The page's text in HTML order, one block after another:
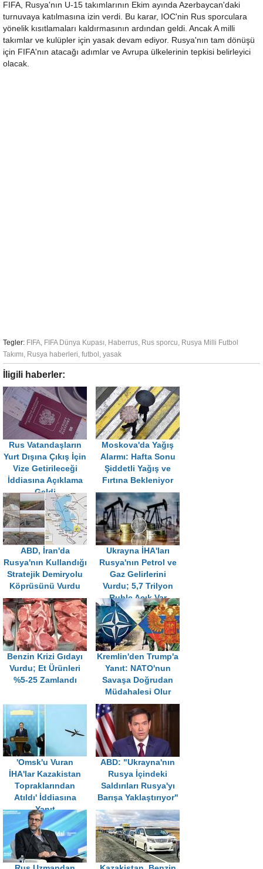
FIFA, Rusya'nın U-15 takımlarının Ekim ayında Azerbaycan'daki
turnuvaya katılmasına izin verdi. Bu karar, IOC'nin Rus sporculara
yönelik kısıtlamaları kaldırmasının ardından geldi. Ancak A milli
takımlar ve kulüpler için yasak devam ediyor. Rusya'nın tam dönüşü
için FIFA'nın atacağı adımlar ve Avrupa ülkelerinin tepkisi belirleyici
olacak.
Tegler: FIFA, FIFA Dünya Kupası, Haberrus, Rus sporcu, Rusya Milli Futbol
Takımı, Rusya haberleri, futbol , yasak
İligili haberler:
Rus Vatandaşların
Yurt Dışına Çıkış İçin
Vize Getirileceği
İddiasına Açıklama
Geldi
Moskova'da Yağış
Alarmı: Hafta Sonu
Şiddetli Yağış ve
Fırtına Bekleniyor
ABD, İran'da
Rusya'nın Kullandığı
Stratejik Demiryolu
Köprüsünü Vurdu
Ukrayna İHA'ları
Rusya'nın Petrol ve
Gaz Gelirlerini
Vurdu; 5,7 Trilyon
Ruble Açık Var
Benzin Krizi Gıdayı
Vurdu; Et Ürünleri
%5-25 Zamlandı
Kremlin'den Trump'a
Yanıt: NATO'nun
Savaşa Doğrudan
Müdahalesi Olur
'Omsk'u Vuran
İHA'lar Kazakistan
Topraklarından
Atıldı' İddiasına
Yanıt
ABD: "Ukrayna'nın
Rusya İçindeki
Saldırıları Rusya'yı
Barışa Yaklaştırıyor"